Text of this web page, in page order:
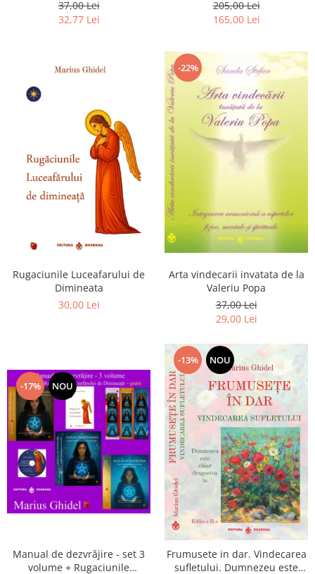
37,00 Lei
32,77 Lei
extrasenzoriale - cu exercitii
205,00 Lei
165,00 Lei
Rugaciunile Luceafarului de
Dimineata
30,00 Lei
-22%
Arta vindecarii invatata de la
Valeriu Popa
37,00 Lei
29,00 Lei
-17% NOU
Manual de dezvrăjire - set 3
volume + Rugaciunile
-13% NOU
Frumusete in dar. Vindecarea
sufletului. Dumnezeu este